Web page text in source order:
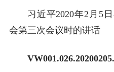
习近平2020年2月5
会第三次会议时的讲话
VW001.026.20200205.